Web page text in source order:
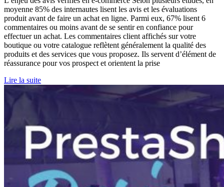
moyenne 85% des internautes lisent les avis et les évaluations
produit avant de faire un achat en ligne. Parmi eux, 67% lisent 6
commentaires ou moins avant de se sentir en confiance pour
effectuer un achat. Les commentaires client affichés sur votre
boutique ou votre catalogue reflètent généralement la qualité des
produits et des services que vous proposez. Ils servent d’élément de
réassurance pour vos prospect et orientent la prise
Lire la suite